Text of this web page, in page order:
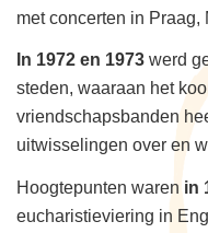
met concerten in
In 1972 en 1973 werd
steden, waaraan het
vriendschapsbanden
uitwisselingen over en
Hoogtepunten waren in
eucharistieviering in